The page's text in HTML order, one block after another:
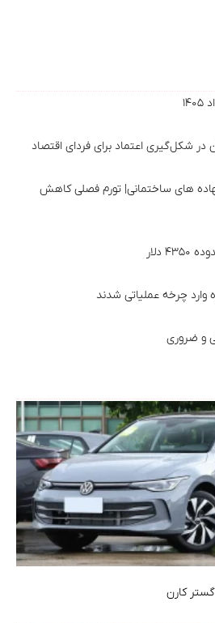
در شکل‌گیری اعتماد برای فردای اقتصاد
۸۰ درصدی نهاده های ساختمانی| تورم فصلی کاهش
دلار
وارد چرخه عملیاتی شدند
و ضروری
کارن